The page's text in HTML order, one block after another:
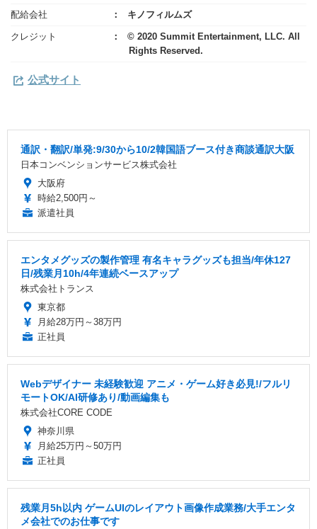
配給会社 キノフィルムズ
クレジット
© 2020 Summit Entertainment, LLC. All
Rights Reserved.
公式サイト
通訳・翻訳/単発:9/30から10/2韓国語ブース付き商談通訳大阪
日本コンベンションサービス株式会社
大阪府
時給2,500円～
派遣社員
エンタメグッズの製作管理 有名キャラグッズも担当/年休127
日/残業月10h/4年連続ベースアップ
株式会社トランス
東京都
月給28万円～38万円
正社員
Webデザイナー 未経験歓迎 アニメ・ゲーム好き必見!/フルリ
モートOK/AI研修あり/動画編集も
株式会社CORE CODE
神奈川県
月給25万円～50万円
正社員
残業月5h以内 ゲームUIのレイアウト画像作成業務/大手エンタ
メ会社でのお仕事です